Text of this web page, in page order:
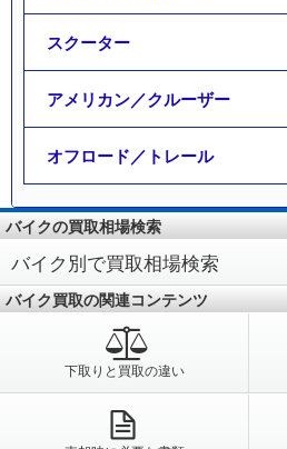
スクーター
アメリカン／クルーザー
オフロード／トレール
バイクの買取相場検索
バイク別で買取相場検索
バイク買取の関連コンテンツ
下取りと買取の違い